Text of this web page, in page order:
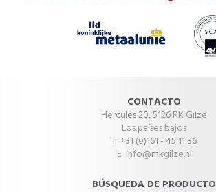
CONTACTO
Hercules 20, 5126 RK Gilze
Los países bajos
T +31 (0)161 - 45 11 36
E info@mkgilze.nl
BÚSQUEDA DE PRODUCTO